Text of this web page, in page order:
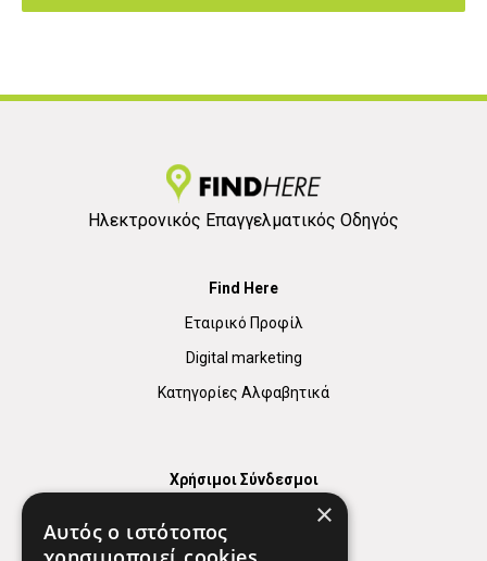
Ηλεκτρονικός Επαγγελματικός Οδηγός
Find Here
Εταιρικό Προφίλ
Digital marketing
Κατηγορίες Αλφαβητικά
Χρήσιμοι Σύνδεσμοι
Χρήσιμα Τηλέφωνα
×
Αυτός ο ιστότοπος